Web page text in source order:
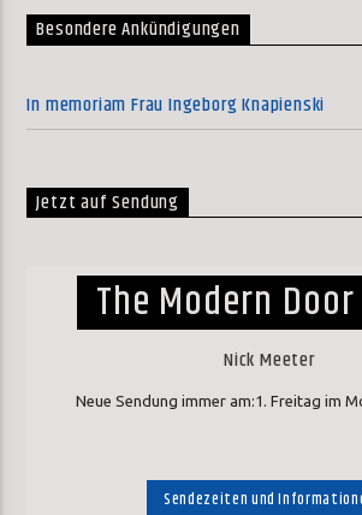
Besondere Ankündigungen
In memoriam Frau Ingeborg Knapienski
Jetzt auf Sendung
The Modern
Nick Meeter
Neue Sendung immer am:1. Freitag im
Sendezeiten und